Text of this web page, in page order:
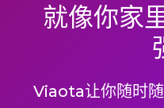
就像你家
Viaota让你随时